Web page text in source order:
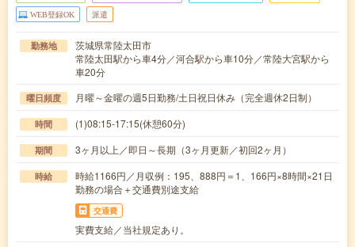
WEB登録OK 派遣
勤務地
茨城県常陸太田市
常陸太田駅から車4分／河合駅から車10分／常陸大宮駅から
車20分
曜日頻度 月曜～金曜の週5日勤務/土日祝日休み（完全週休2日制）
時間 (1)08:15-17:15(休憩60分)
期間 3ヶ月以上／即日～長期（3ヶ月更新／初回2ヶ月）
時給
時給1166円／月収例：195、888円＝1、166円×8時間×21日
勤務の場合＋交通費別途支給
交通費
実費支給／当社規定あり。